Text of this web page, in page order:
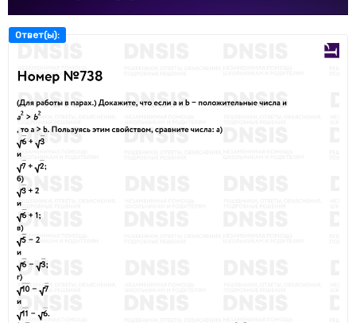
Ответ(ы):